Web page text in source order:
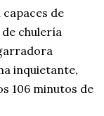
de
chulería
inquietante,
106 minutos de